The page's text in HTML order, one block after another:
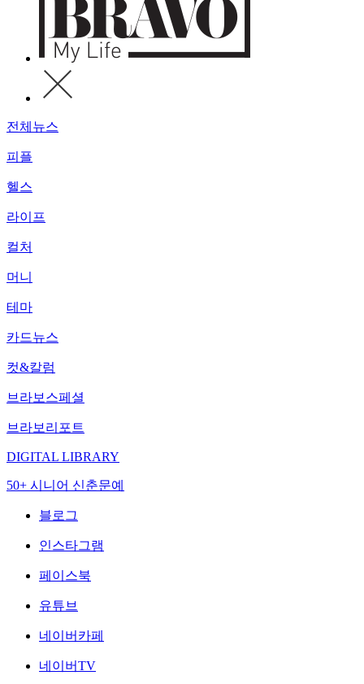
전체뉴스
피플
헬스
라이프
컬처
머니
테마
카드뉴스
컷&칼럼
브라보스페셜
브라보리포트
DIGITAL LIBRARY
50+ 시니어 신춘문예
블로그
인스타그램
페이스북
유튜브
네이버카페
네이버TV